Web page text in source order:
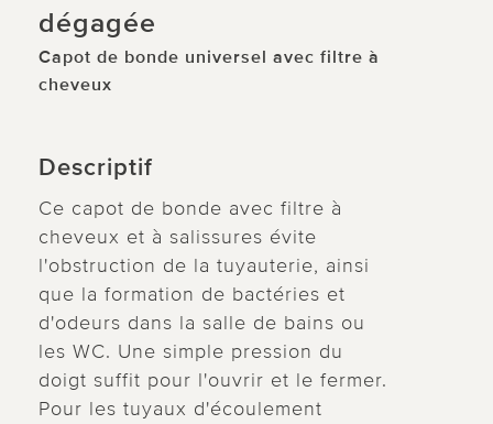
dégagée
Capot de bonde universel avec filtre à
cheveux
Descriptif
Ce capot de bonde avec filtre à
cheveux et à salissures évite
l'obstruction de la tuyauterie, ainsi
que la formation de bactéries et
d'odeurs dans la salle de bains ou
les WC. Une simple pression du
doigt suffit pour l'ouvrir et le fermer.
Pour les tuyaux d'écoulement